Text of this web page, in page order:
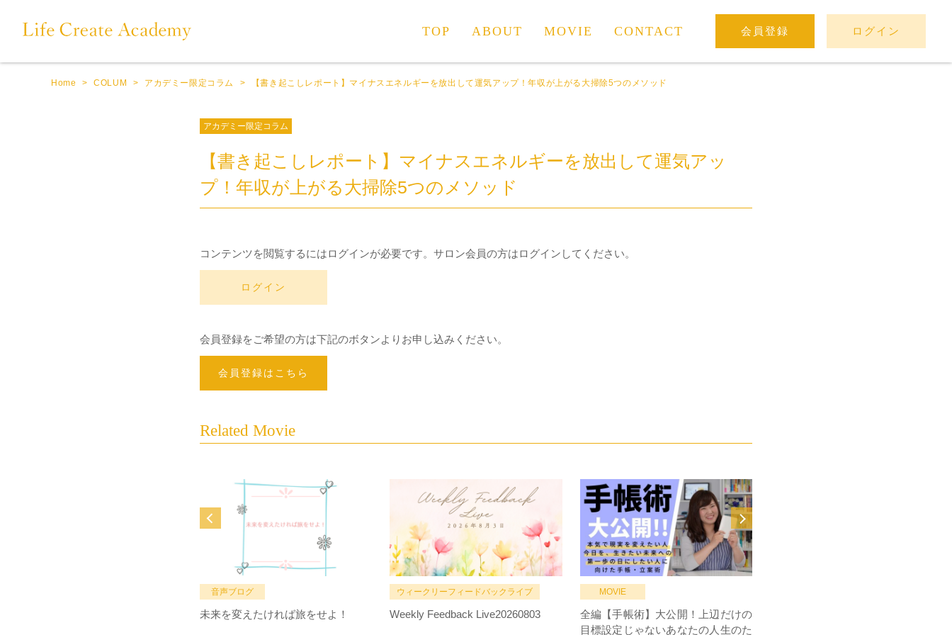
TOP ABOUT MOVIE CONTACT 会員登録 ログイン
Home > COLUM > アカデミー限定コラム > 【書き起こしレポート】マイナスエネルギーを放出して運気アップ！年収が上がる大掃除5つのメソッド
アカデミー限定コラム
【書き起こしレポート】マイナスエネルギーを放出して運気アッ
プ！年収が上がる大掃除5つのメソッド
コンテンツを閲覧するにはログインが必要です。サロン会員の方はログインしてください。
ログイン
会員登録をご希望の方は下記のボタンよりお申し込みください。
会員登録はこちら
Related Movie
音声ブログ
未来を変えたければ旅をせよ！
ウィークリーフィードバックライブ
Weekly Feedback Live20260803
MOVIE
全編【手帳術】大公開！上辺だけの
目標設定じゃないあなたの人生のた